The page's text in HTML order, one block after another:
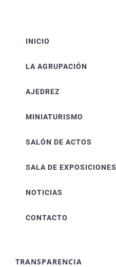
INICIO
LA AGRUPACIÓN
AJEDREZ
MINIATURISMO
SALÓN DE ACTOS
SALA DE EXPOSICIONES
NOTICIAS
CONTACTO
TRANSPARENCIA